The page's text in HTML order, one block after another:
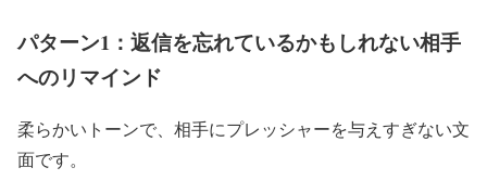
パターン1：返信を忘れているかもしれない相手
へのリマインド
柔らかいトーンで、相手にプレッシャーを与えすぎない文
面です。